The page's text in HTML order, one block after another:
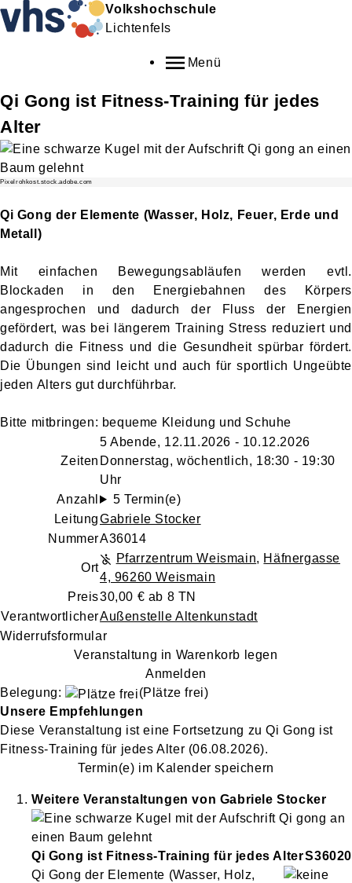
Volkshochschule
Lichtenfels
Menü
Qi Gong ist Fitness-Training für jedes
Alter
Pixelrohkost.stock.adobe.com
Qi Gong der Elemente (Wasser, Holz, Feuer, Erde und
Metall)
Mit einfachen Bewegungsabläufen werden evtl.
Blockaden in den Energiebahnen des Körpers
angesprochen und dadurch der Fluss der Energien
gefördert, was bei längerem Training Stress reduziert und
dadurch die Fitness und die Gesundheit spürbar fördert.
Die Übungen sind leicht und auch für sportlich Ungeübte
jeden Alters gut durchführbar.
Bitte mitbringen: bequeme Kleidung und Schuhe
Zeiten
5 Abende, 12.11.2026 - 10.12.2026
Donnerstag, wöchentlich, 18:30 - 19:30
Uhr
Anzahl
5 Termin(e)
LeitungGabriele Stocker
NummerA36014
Ort
Pfarrzentrum Weismain, Häfnergasse
4, 96260 Weismain
Preis30,00 € ab 8 TN
VerantwortlicherAußenstelle Altenkunstadt
Widerrufsformular
Veranstaltung in Warenkorb legen
Anmelden
Belegung:
(Plätze frei)
Unsere Empfehlungen
Diese Veranstaltung ist eine Fortsetzung zuQi Gong ist
Fitness-Training für jedes Alter (06.08.2026).
Termin(e) im Kalender speichern
Weitere Veranstaltungen von GabrieleStocker
Qi Gong ist Fitness-Training für jedes AlterS36020
Qi Gong der Elemente (Wasser, Holz,